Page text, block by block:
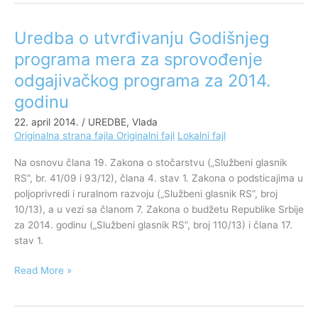
teritoriji
Kosovo
i
Metohija
Uredba o utvrđivanju Godišnjeg
programa mera za sprovođenje
odgajivačkog programa za 2014.
godinu
22. april 2014. / UREDBE, Vlada
Originalna strana fajla Originalni fajl Lokalni fajl
Na osnovu člana 19. Zakona o stočarstvu („Službeni glasnik
RS”, br. 41/09 i 93/12), člana 4. stav 1. Zakona o podsticajima u
poljoprivredi i ruralnom razvoju („Službeni glasnik RS”, broj
10/13), a u vezi sa članom 7. Zakona o budžetu Republike Srbije
za 2014. godinu („Službeni glasnik RS”, broj 110/13) i člana 17.
stav 1.
Uredba
utvrđivanju
Godišnjeg
programa
mera
za
sprovođenje
odgajivačkog
programa
za
2014.
godinu
Read More »